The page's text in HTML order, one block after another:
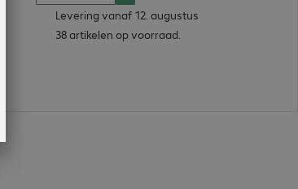
Levering vanaf 12. augustus
38 artikelen op voorraad.